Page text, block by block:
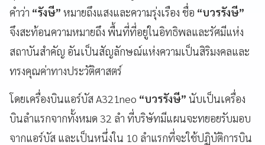
คำว่า “รังษี” หมายถึงแสงและความรุ่งเรือง ชื่อ “บวรรังษี”
จึงสะท้อนความหมายถึง พื้นที่ที่อยู่ในอิทธิพลและรัศมีแห่ง
สถาบันสำคัญ อันเป็นสัญลักษณ์แห่งความเป็นสิริมงคลและ
ทรงคุณค่าทางประวัติศาสตร์
โดยเครื่องบินแอร์บัส A321neo “บวรรังษี” นับเป็นเครื่อง
บินลำแรกจากทั้งหมด 32 ลำ ที่บริษัทมีแผนจะทยอยรับมอบ
จากแอร์บัส และเป็นหนึ่งใน 10 ลำแรกที่จะใช้ปฏิบัติการบิน